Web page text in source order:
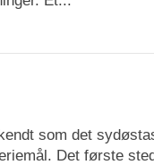
som det
Det første